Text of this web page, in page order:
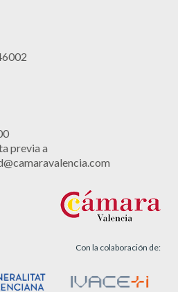
previa a
Con la colaboración de: